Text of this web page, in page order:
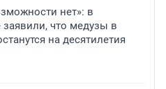
нет»: в
что медузы в
на десятилетия